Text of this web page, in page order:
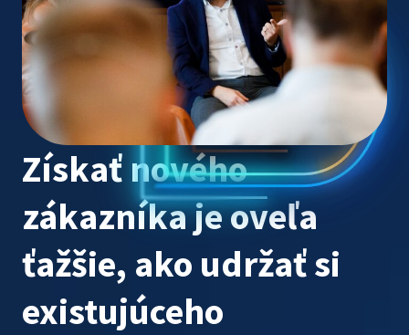
Získať nového
zákazníka je oveľa
ťažšie, ako udržať si
existujúceho